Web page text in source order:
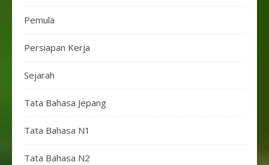
Pemula
Persiapan Kerja
Sejarah
Tata Bahasa Jepang
Tata Bahasa N1
Tata Bahasa N2